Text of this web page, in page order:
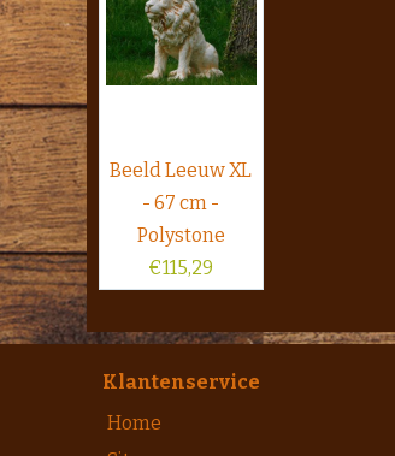
Beeld Leeuw XL
- 67 cm -
Polystone
€115,29
Klantenservice
Home